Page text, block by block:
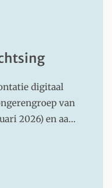
digitaal
van
2026) en aa…